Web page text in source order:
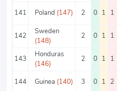
141 Poland (147) 2 0 1 1
142
Sweden
(148)
2 0 1 1
143
Honduras
(146)
2 0 1 1
144 Guinea (140) 3 0 1 2